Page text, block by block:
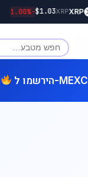
$1.03
-1.00%